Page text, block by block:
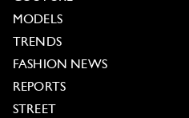
MODELS
TRENDS
FASHION NEWS
REPORTS
STREET